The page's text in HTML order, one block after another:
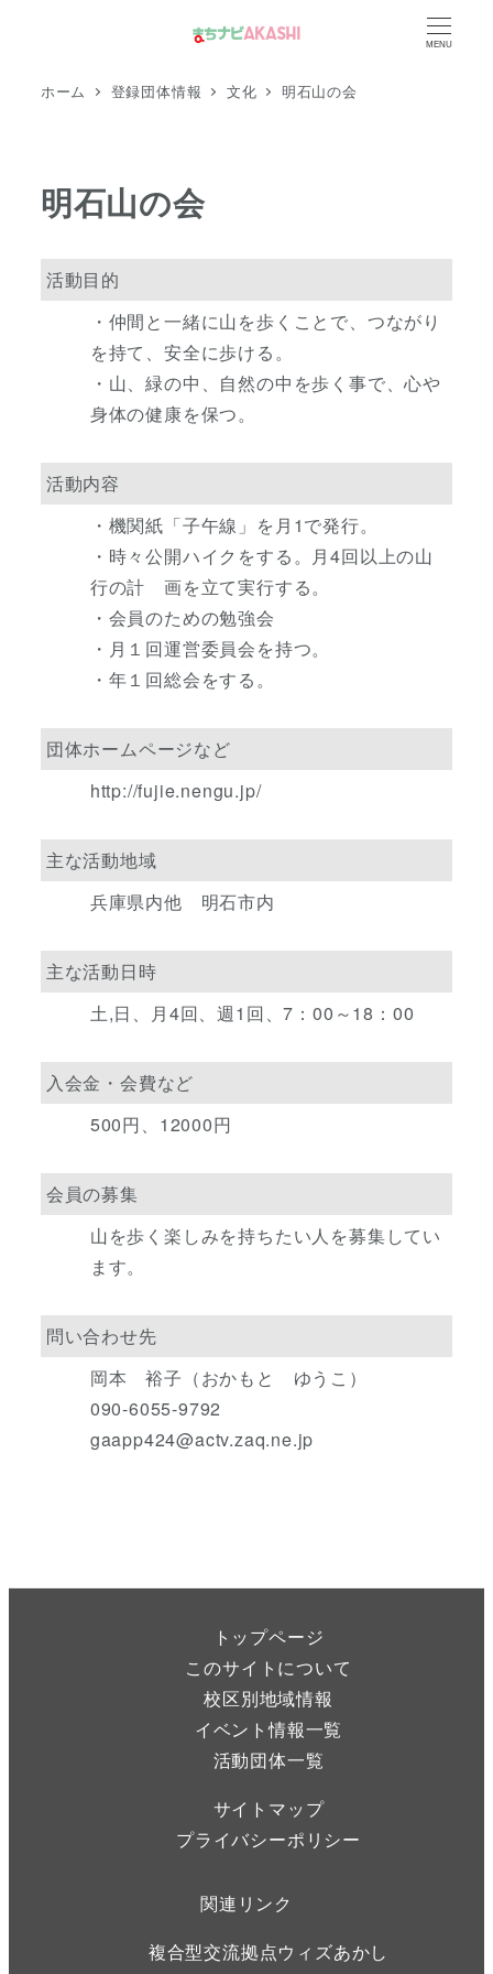
MENU
ホーム 登録団体情報 文化 明石山の会
明石山の会
活動目的
・仲間と一緒に山を歩くことで、つながり
を持て、安全に歩ける。
・山、緑の中、自然の中を歩く事で、心や
身体の健康を保つ。
活動内容
・機関紙「子午線」を月1で発行。
・時々公開ハイクをする。月4回以上の山
行の計 画を立て実行する。
・会員のための勉強会
・月１回運営委員会を持つ。
・年１回総会をする。
団体ホームページなど
http://fujie.nengu.jp/
主な活動地域
兵庫県内他 明石市内
主な活動日時
土,日、月4回、週1回、7：00～18：00
入会金・会費など
500円、12000円
会員の募集
山を歩く楽しみを持ちたい人を募集してい
ます。
問い合わせ先
岡本 裕子（おかもと ゆうこ）
090-6055-9792
gaapp424@actv.zaq.ne.jp
トップページ
このサイトについて
校区別地域情報
イベント情報一覧
活動団体一覧
サイトマップ
プライバシーポリシー
関連リンク
複合型交流拠点ウィズあかし